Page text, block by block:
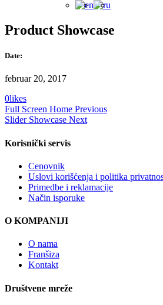
Product Showcase
Date:
februar 20, 2017
0likes
Full Screen Home Previous
Slider Showcase Next
Korisnički servis
Cenovnik
Uslovi korišćenja i politika
Primedbe i reklamacije
Način isporuke
O KOMPANIJI
O nama
Franšiza
Kontakt
Društvene mreže